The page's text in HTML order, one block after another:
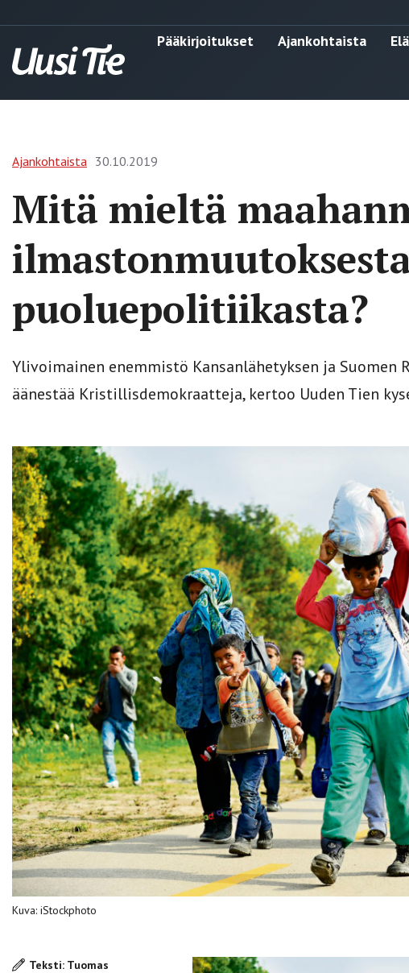
Pääkirjoitukset Ajankohtaista
Ajankohtaista 30.10.2019
Mitä mieltä
puoluepolitiikasta?
Ylivoimainen enemmistö Kansanlähetyksen ja
äänestää Kristillisdemokraatteja, kertoo Uuden Tien
Kuva: iStockphoto
Teksti: Tuomas